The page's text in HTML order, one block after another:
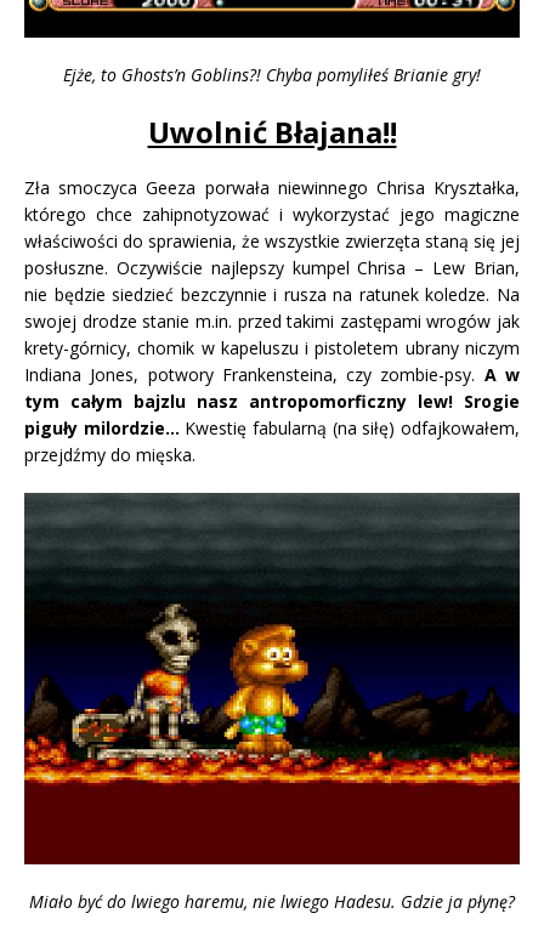
Ejże, to Ghosts’n Goblins?! Chyba pomyliłeś Brianie gry!
Uwolnić Błajana!!
Zła smoczyca Geeza porwała niewinnego Chrisa Kryształka,
którego chce zahipnotyzować i wykorzystać jego magiczne
właściwości do sprawienia, że wszystkie zwierzęta staną się jej
posłuszne. Oczywiście najlepszy kumpel Chrisa – Lew Brian,
nie będzie siedzieć bezczynnie i rusza na ratunek koledze. Na
swojej drodze stanie m.in. przed takimi zastępami wrogów jak
krety-górnicy, chomik w kapeluszu i pistoletem ubrany niczym
Indiana Jones, potwory Frankensteina, czy zombie-psy. A w
tym całym bajzlu nasz antropomorficzny lew! Srogie
piguły milordzie… Kwestię fabularną (na siłę) odfajkowałem,
przejdźmy do mięska.
Miało być do lwiego haremu, nie lwiego Hadesu. Gdzie ja płynę?